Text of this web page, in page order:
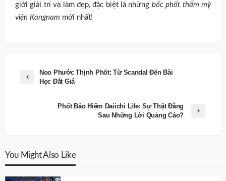
giới giải trí và làm đẹp, đặc biệt là những bốc phốt thẩm mỹ
viện Kangnam mới nhất!
Noo Phước Thịnh Phốt: Từ Scandal Đến Bài
Học Đắt Giá
Phốt Bảo Hiểm Daiichi Life: Sự Thật Đằng
Sau Những Lời Quảng Cáo?
You Might Also Like